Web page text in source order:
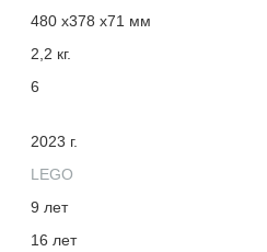
480 x378 x71 мм
2,2 кг.
6
2023 г.
LEGO
9 лет
16 лет